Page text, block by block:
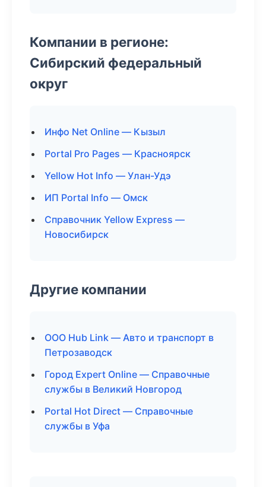
Компании в регионе:
Сибирский федеральный
округ
Инфо Net Online — Кызыл
Portal Pro Pages — Красноярск
Yellow Hot Info — Улан-Удэ
ИП Portal Info — Омск
Справочник Yellow Express —
Новосибирск
Другие компании
ООО Hub Link — Авто и транспорт в
Петрозаводск
Город Expert Online — Справочные
службы в Великий Новгород
Portal Hot Direct — Справочные
службы в Уфа